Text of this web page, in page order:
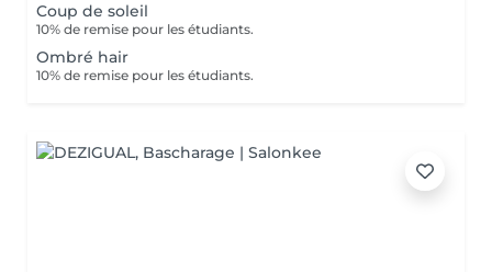
Coup de soleil
10% de remise pour les étudiants.
Ombré hair
10% de remise pour les étudiants.